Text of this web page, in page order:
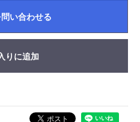
い合わせる
りに追加